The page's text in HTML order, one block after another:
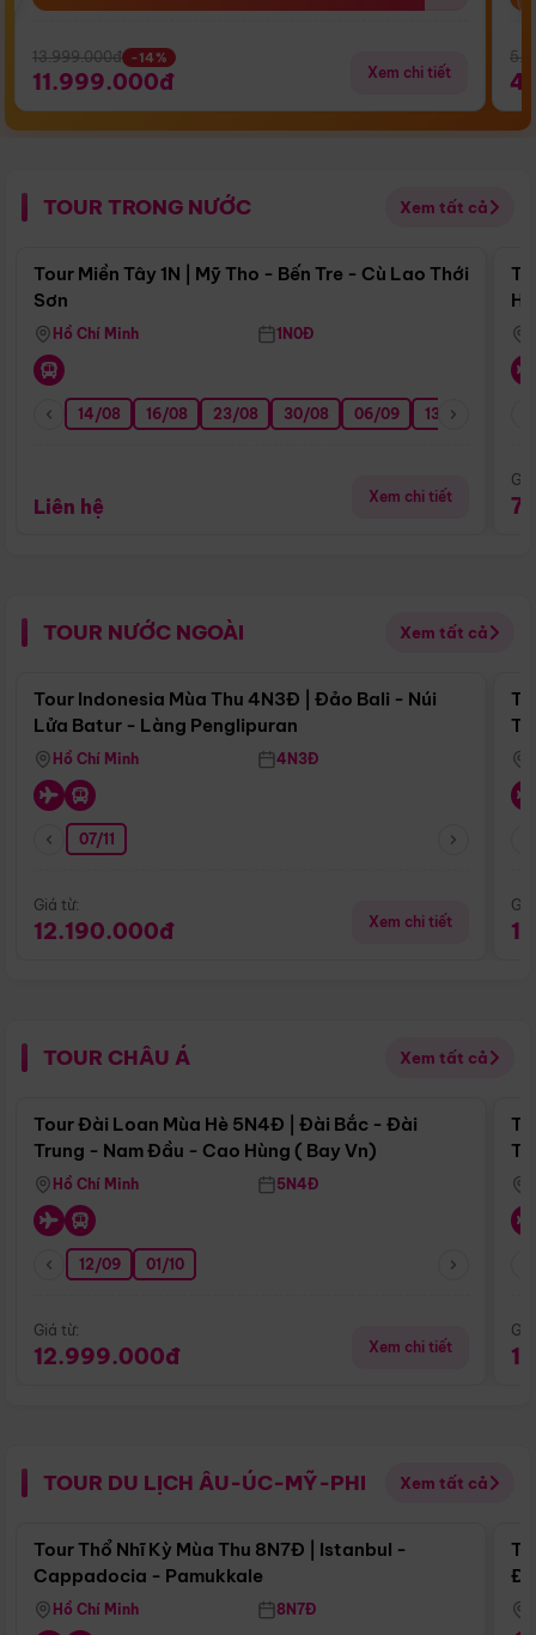
13.999.000đ -14%
11.999.000đ Xem chi tiết
TOUR TRONG NƯỚC Xem tất cả
Điểm nổi bật
Tour Miền Tây 1N | Mỹ Tho - Bến Tre - Cù Lao Thới
Sơn
Hồ Chí Minh 1N0Đ
14/08 16/08 23/08 30/08 06/09 13/09
Liên hệ Xem chi tiết
TOUR NƯỚC NGOÀI Xem tất cả
Điểm nổi bật
Tour Indonesia Mùa Thu 4N3Đ | Đảo Bali - Núi
Lửa Batur - Làng Penglipuran
Hồ Chí Minh 4N3Đ
07/11
Giá từ:
12.190.000đ Xem chi tiết
TOUR CHÂU Á Xem tất cả
Điểm nổi bật
Tour Đài Loan Mùa Hè 5N4Đ | Đài Bắc - Đài
Trung - Nam Đầu - Cao Hùng ( Bay Vn)
Hồ Chí Minh 5N4Đ
12/09 01/10
Giá từ:
12.999.000đ Xem chi tiết
TOUR DU LỊCH ÂU-ÚC-MỸ-PHI Xem tất cả
Điểm nổi bật
Tour Thổ Nhĩ Kỳ Mùa Thu 8N7Đ | Istanbul -
Cappadocia - Pamukkale
Hồ Chí Minh 8N7Đ